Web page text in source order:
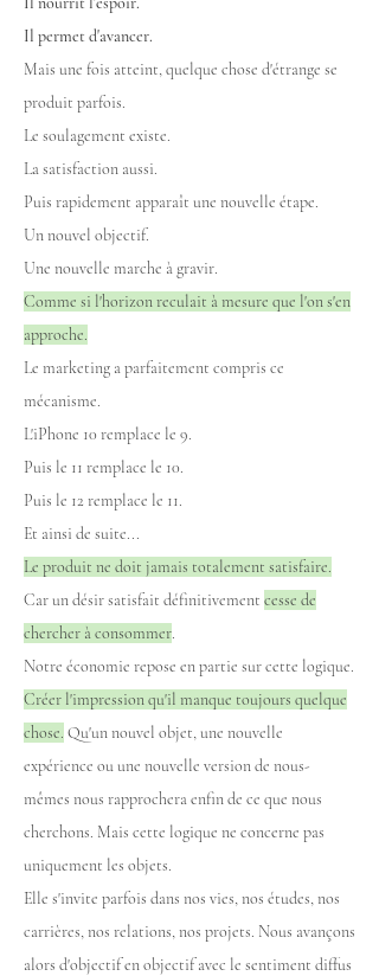
Il permet d'avancer.
Mais une fois atteint, quelque chose d'étrange se
produit parfois.
Le soulagement existe.
La satisfaction aussi.
Puis rapidement apparaît une nouvelle étape.
Un nouvel objectif.
Une nouvelle marche à gravir.
Comme si l'horizon reculait à mesure que l'on s'en
approche.
Le marketing a parfaitement compris ce
mécanisme.
L'iPhone 10 remplace le 9.
Puis le 11 remplace le 10.
Puis le 12 remplace le 11.
Et ainsi de suite...
Le produit ne doit jamais totalement satisfaire.
Car un désir satisfait définitivement cesse de
chercher à consommer.
Notre économie repose en partie sur cette logique.
Créer l'impression qu'il manque toujours quelque
chose. Qu'un nouvel objet, une nouvelle
expérience ou une nouvelle version de nous-
mêmes nous rapprochera enfin de ce que nous
cherchons. Mais cette logique ne concerne pas
uniquement les objets.
Elle s'invite parfois dans nos vies, nos études, nos
carrières, nos relations, nos projets. Nous avançons
alors d'objectif en objectif avec le sentiment diffus